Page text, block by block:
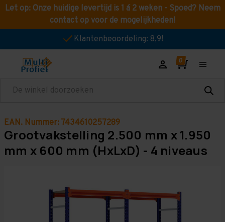
Let op: Onze huidige levertijd is 1 á 2 weken - Spoed? Neem
contact op voor de mogelijkheden!
Klantenbeoordeling: 8,9!
Zoeken
EAN. Nummer: 7434610257289
Grootvakstelling 2.500 mm x 1.950
mm x 600 mm (HxLxD) - 4 niveaus